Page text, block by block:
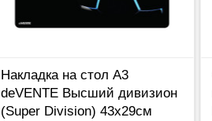
Накладка на стол А3
deVENTE Высший дивизион
(Super Division) 43x29см